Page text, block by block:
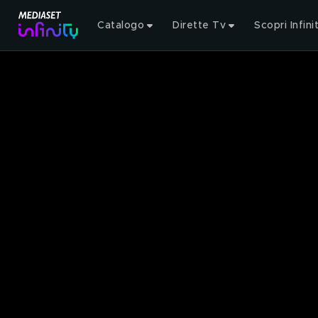
Catalogo Dirette Tv Scopri